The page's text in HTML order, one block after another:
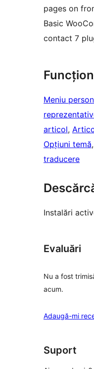
pages on
Basic
contact 7
Meniu
articol,
Opțiuni temă,
traducere
Instalări
Evaluări
Nu a fost
acum.
Adaugă-mi
Suport